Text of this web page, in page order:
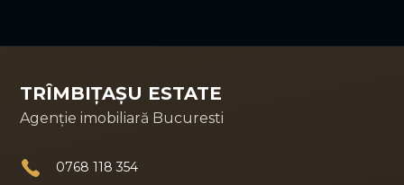
TRÎMBIȚAȘU ESTATE
Agenție imobiliară Bucuresti
0768 118 354